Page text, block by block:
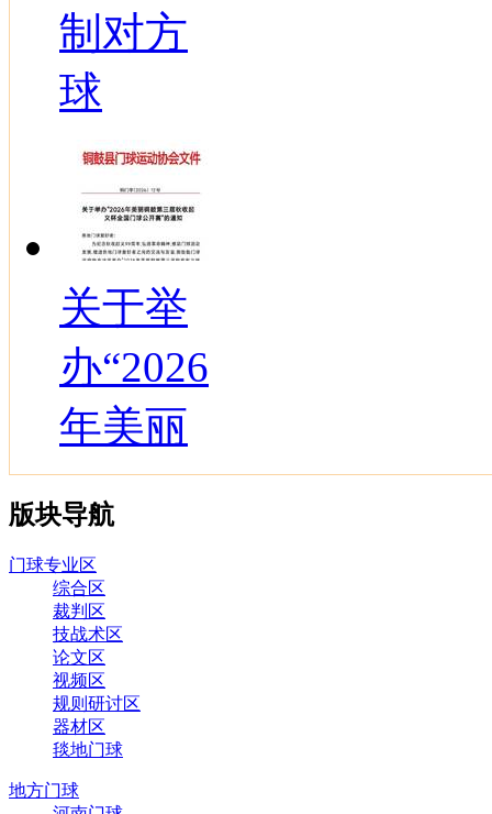
制对方
球
关于举
办“2026
年美丽
版块导航
门球专业区
综合区
裁判区
技战术区
论文区
视频区
规则研讨区
器材区
毯地门球
地方门球